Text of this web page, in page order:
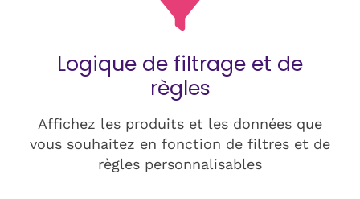
Logique de filtrage et de
règles
Affichez les produits et les données que
vous souhaitez en fonction de filtres et de
règles personnalisables